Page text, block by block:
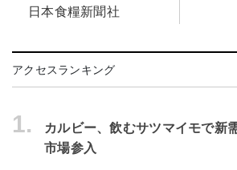
日本食糧新聞社
アクセスランキング
1.
カルビー、飲むサツマイモで
市場参入